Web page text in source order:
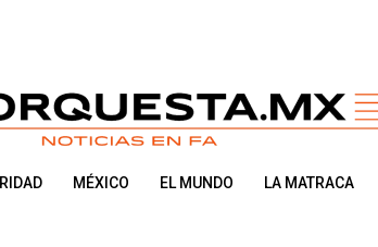
MÉXICO EL MUNDO LA MATRACA